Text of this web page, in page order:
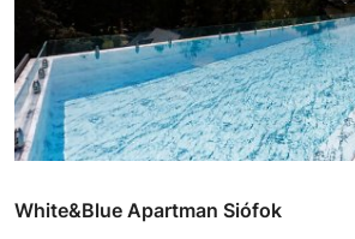
White&Blue Apartman Siófok